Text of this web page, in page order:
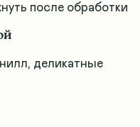
после обработки
деликатные